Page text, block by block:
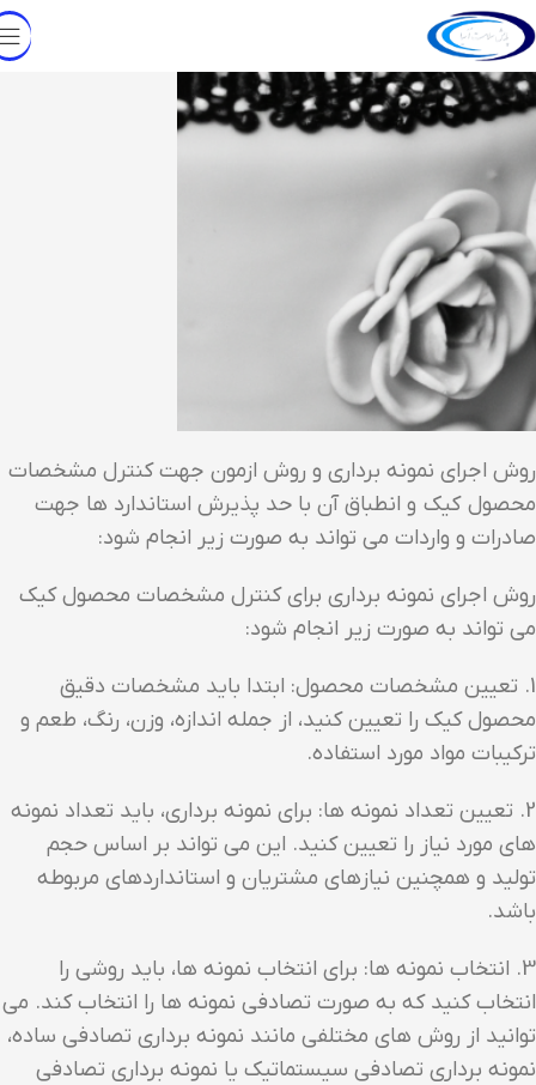
روش اجرای نمونه برداری و روش ازمون جهت کنترل مشخصات
محصول کیک و انطباق آن با حد پذیرش استاندارد ها جهت
صادرات و واردات می تواند به صورت زیر انجام شود:
روش اجرای نمونه برداری برای کنترل مشخصات محصول کیک
می تواند به صورت زیر انجام شود:
1. تعیین مشخصات محصول: ابتدا باید مشخصات دقیق
محصول کیک را تعیین کنید، از جمله اندازه، وزن، رنگ، طعم و
ترکیبات مواد مورد استفاده.
2. تعیین تعداد نمونه ها: برای نمونه برداری، باید تعداد نمونه
های مورد نیاز را تعیین کنید. این می تواند بر اساس حجم
تولید و همچنین نیازهای مشتریان و استانداردهای مربوطه
باشد.
3. انتخاب نمونه ها: برای انتخاب نمونه ها، باید روشی را
انتخاب کنید که به صورت تصادفی نمونه ها را انتخاب کند. می
توانید از روش های مختلفی مانند نمونه برداری تصادفی ساده،
نمونه برداری تصادفی سیستماتیک یا نمونه برداری تصادفی